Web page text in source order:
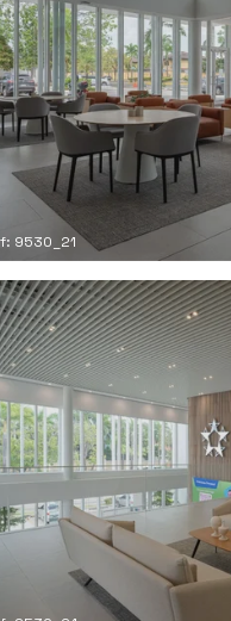
9530_21